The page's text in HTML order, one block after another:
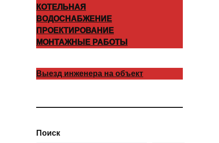
КОТЕЛЬНАЯ
ВОДОСНАБЖЕНИЕ
ПРОЕКТИРОВАНИЕ
МОНТАЖНЫЕ РАБОТЫ
Выезд инженера на объект
Поиск